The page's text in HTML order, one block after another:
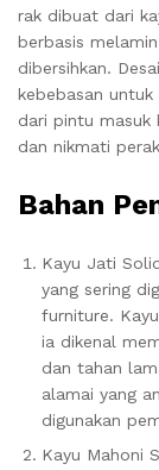
rak dibuat dari
berbasis
dibersihkan.
kebebasan
dari pintu masuk
dan nikmati
Bahan
Kayu Jati
yang sering
furniture.
ia dikenal
dan tahan
alamai yang
digunakan
Kayu Mahoni